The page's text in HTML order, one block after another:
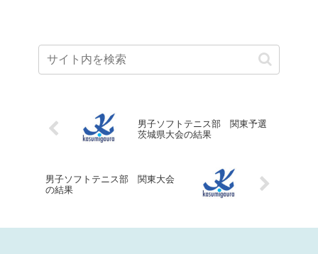
男子ソフトテニス部 関東予選
茨城県大会の結果
男子ソフトテニス部 関東大会
の結果